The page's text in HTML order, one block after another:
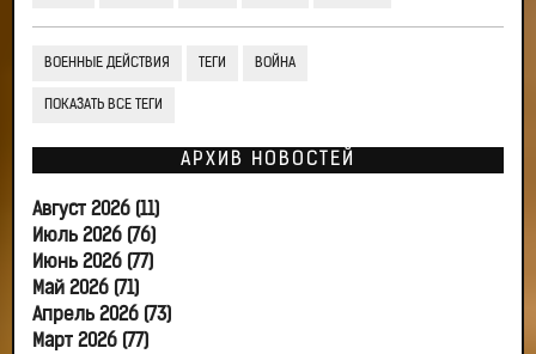
ВОЕННЫЕ ДЕЙСТВИЯ ТЕГИ ВОЙНА
ПОКАЗАТЬ ВСЕ ТЕГИ
АРХИВ НОВОСТЕЙ
Август 2026 (11)
Июль 2026 (76)
Июнь 2026 (77)
Май 2026 (71)
Апрель 2026 (73)
Март 2026 (77)